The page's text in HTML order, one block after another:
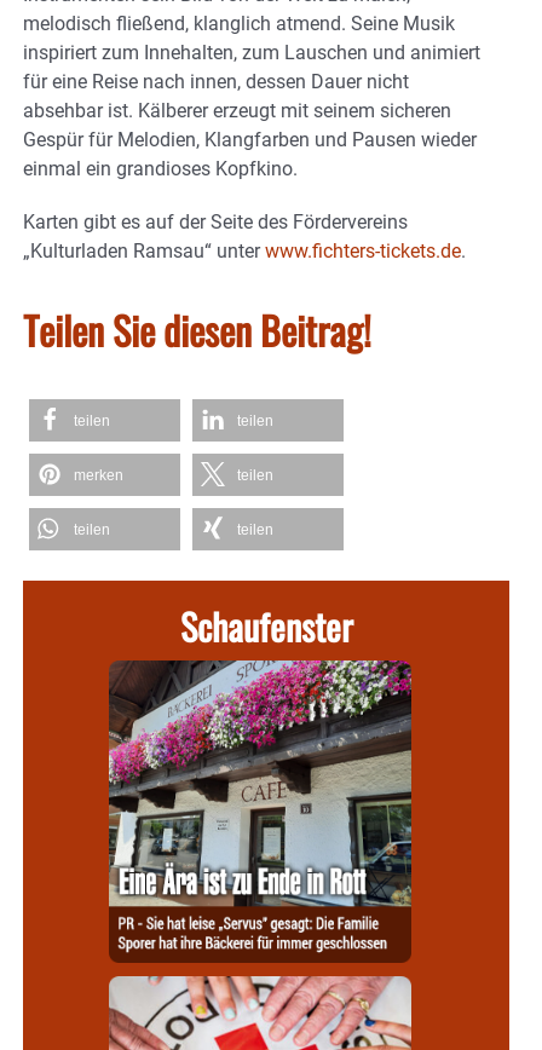
melodisch fließend, klanglich atmend. Seine Musik
inspiriert zum Innehalten, zum Lauschen und animiert
für eine Reise nach innen, dessen Dauer nicht
absehbar ist. Kälberer erzeugt mit seinem sicheren
Gespür für Melodien, Klangfarben und Pausen wieder
einmal ein grandioses Kopfkino.
Karten gibt es auf der Seite des Fördervereins
„Kulturladen Ramsau“ unterwww.fichters-tickets.de.
Teilen Sie diesen Beitrag!
teilen teilen
merken teilen
teilen teilen
Schaufenster